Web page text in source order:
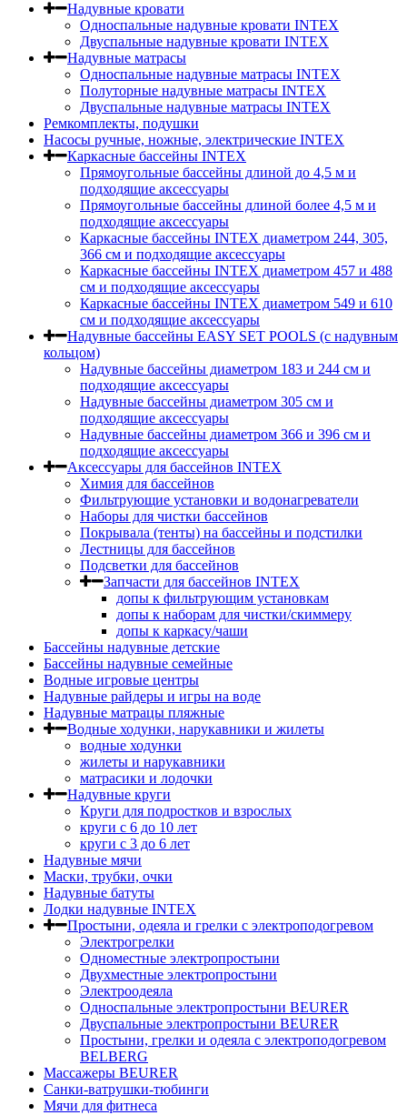
Надувные кровати
Односпальные надувные кровати INTEX
Двуспальные надувные кровати INTEX
Надувные матрасы
Односпальные надувные матрасы INTEX
Полуторные надувные матрасы INTEX
Двуспальные надувные матрасы INTEX
Ремкомплекты, подушки
Насосы ручные, ножные, электрические INTEX
Каркасные бассейны INTEX
Прямоугольные бассейны длиной до 4,5 м и
подходящие аксессуары
Прямоугольные бассейны длиной более 4,5 м и
подходящие аксессуары
Каркасные бассейны INTEX диаметром 244, 305,
366 см и подходящие аксессуары
Каркасные бассейны INTEX диаметром 457 и 488
cм и подходящие аксессуары
Каркасные бассейны INTEX диаметром 549 и 610
см и подходящие аксессуары
Надувные бассейны EASY SET POOLS (с надувным
кольцом)
Надувные бассейны диаметром 183 и 244 см и
подходящие аксессуары
Надувные бассейны диаметром 305 см и
подходящие аксессуары
Надувные бассейны диаметром 366 и 396 см и
подходящие аксессуары
Аксессуары для бассейнов INTEX
Химия для бассейнов
Фильтрующие установки и водонагреватели
Наборы для чистки бассейнов
Покрывала (тенты) на бассейны и подстилки
Лестницы для бассейнов
Подсветки для бассейнов
Запчасти для бассейнов INTEX
допы к фильтрующим установкам
допы к наборам для чистки/скиммеру
допы к каркасу/чаши
Бассейны надувные детские
Бассейны надувные семейные
Водные игровые центры
Надувные райдеры и игры на воде
Надувные матрацы пляжные
Водные ходунки, нарукавники и жилеты
водные ходунки
жилеты и нарукавники
матрасики и лодочки
Надувные круги
Круги для подростков и взрослых
круги с 6 до 10 лет
круги c 3 до 6 лет
Надувные мячи
Маски, трубки, очки
Надувные батуты
Лодки надувные INTEX
Простыни, одеяла и грелки с электроподогревом
Электрогрелки
Одноместные электропростыни
Двухместные электропростыни
Электроодеяла
Односпальные электропростыни BEURER
Двуспальные электропростыни BEURER
Простыни, грелки и одеяла с электроподогревом
BELBERG
Массажеры BEURER
Санки-ватрушки-тюбинги
Мячи для фитнеса